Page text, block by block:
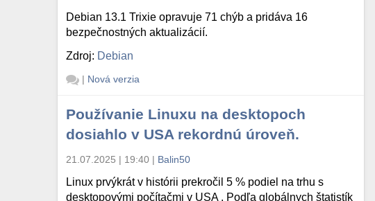
Debian 13.1 Trixie opravuje 71 chýb a pridáva 16
bezpečnostných aktualizácií.
Zdroj: Debian
| Nová verzia
Používanie Linuxu na desktopoch
dosiahlo v USA rekordnú úroveň.
21.07.2025 | 19:40 | Balin50
Linux prvýkrát v histórii prekročil 5 % podiel na trhu s
desktopovými počítačmi v USA . Podľa globálnych štatistík